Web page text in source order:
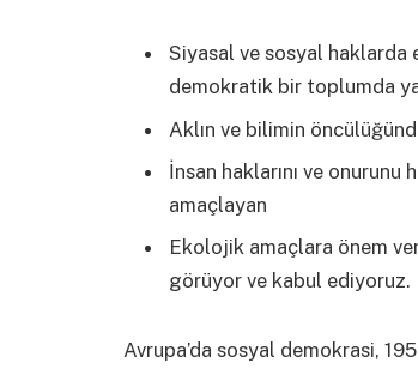
Siyasal ve sosyal
demokratik bir toplumda
Aklın ve bilimin
İnsan haklarını ve
amaçlayan
Ekolojik amaçlara önem
görüyor ve kabul ediyoruz.
Avrupa’da sosyal demokrasi,